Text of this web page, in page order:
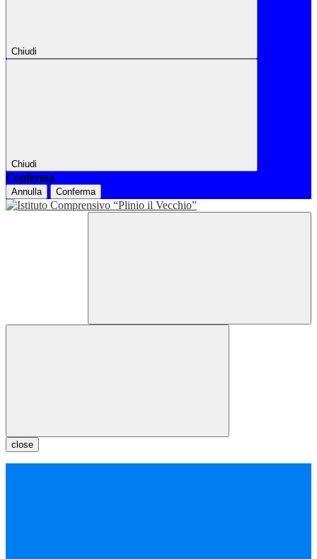
Chiudi
Chiudi
Conferma
Annulla Conferma
close